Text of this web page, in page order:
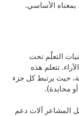
الأساسي.
التعلّم تحت
تتعلم هذه
حيث يرتبط كل جزء
محايدة).
المشاعر آلات دعم